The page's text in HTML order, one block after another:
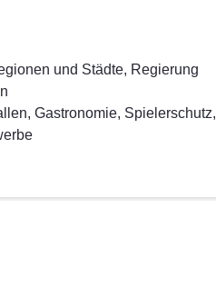
und Städte, Regierung
Gastronomie, Spielerschutz,